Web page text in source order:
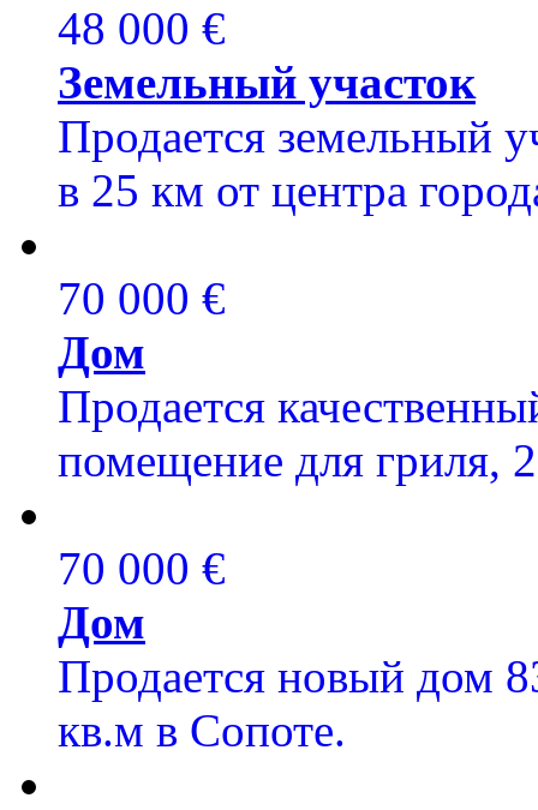
48 000 €
Земельный участок
Продается земельный
в 25 км от центра
70 000 €
Дом
Продается
помещение для гриля,
70 000 €
Дом
Продается новый дом
кв.м в Сопоте.